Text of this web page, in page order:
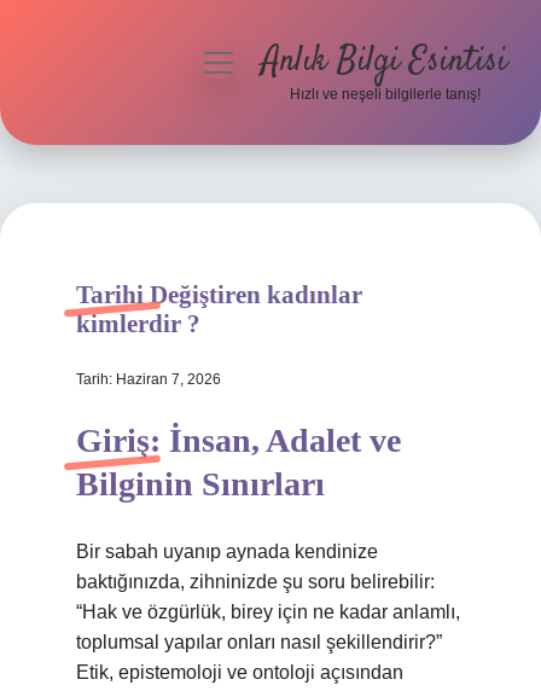
Hakkımızda
menüyüAnlık Bilgi Esintisi
Hızlı ve neşeli bilgilerle tanış!
Tarihi Değiştiren kadınlar
kimlerdir ?
Tarih: Haziran 7, 2026
Giriş: İnsan, Adalet ve
Bilginin Sınırları
Bir sabah uyanıp aynada kendinize
baktığınızda, zihninizde şu soru belirebilir:
“Hak ve özgürlük, birey için ne kadar anlamlı,
toplumsal yapılar onları nasıl şekillendirir?”
Etik, epistemoloji ve ontoloji açısından